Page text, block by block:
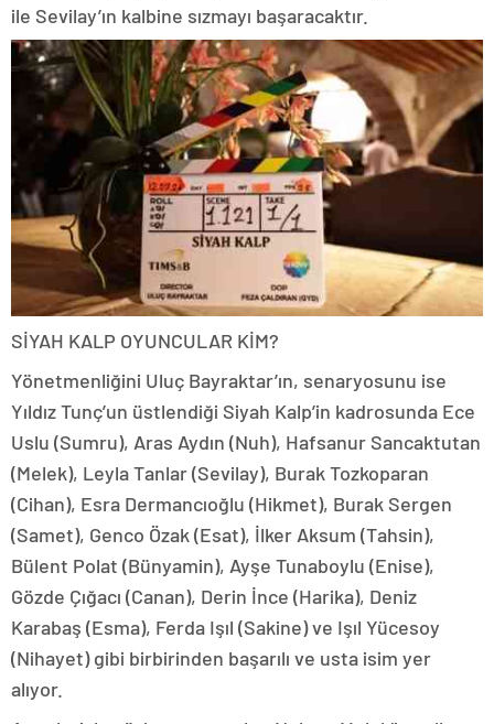
ile Sevilay’ın kalbine sızmayı başaracaktır.
SİYAH KALP OYUNCULAR KİM?
Yönetmenliğini Uluç Bayraktar’ın, senaryosunu ise
Yıldız Tunç’un üstlendiği Siyah Kalp’in kadrosunda Ece
Uslu (Sumru), Aras Aydın (Nuh), Hafsanur Sancaktutan
(Melek), Leyla Tanlar (Sevilay), Burak Tozkoparan
(Cihan), Esra Dermancıoğlu (Hikmet), Burak Sergen
(Samet), Genco Özak (Esat), İlker Aksum (Tahsin),
Bülent Polat (Bünyamin), Ayşe Tunaboylu (Enise),
Gözde Çığacı (Canan), Derin İnce (Harika), Deniz
Karabaş (Esma), Ferda Işıl (Sakine) ve Işıl Yücesoy
(Nihayet) gibi birbirinden başarılı ve usta isim yer
alıyor.